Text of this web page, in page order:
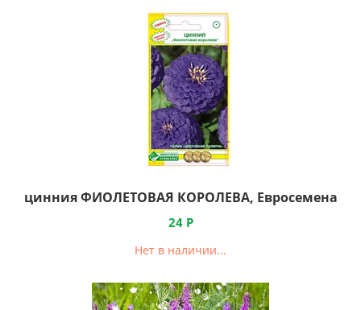
цинния ФИОЛЕТОВАЯ КОРОЛЕВА, Евросемена
24 Р
Нет в наличии...